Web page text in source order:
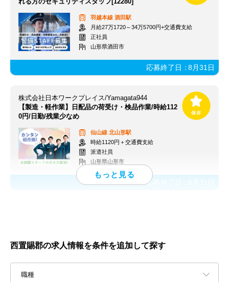
羽越本線 酒田駅
月給27万1720～34万5700円+交通費支給
正社員
山形県酒田市
応募終了日：8月31日
株式会社日本ワークプレイス/Yamagata944
【製造・軽作業】日配品の荷受け・検品作業/時給112
0円/日勤/残業少なめ
仙山線 北山形駅
時給1120円＋交通費支給
派遣社員
山形県山形市
応募終了日：
西置賜郡の求人情報を条件を追加して探す
職種